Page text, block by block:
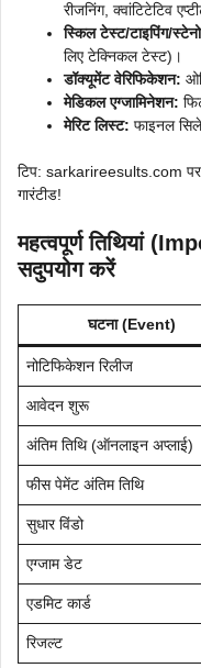
रीजनिंग, क्वांटिटेटिव
स्किल टेस्ट/टाइपिंग/
लिए टेक्निकल टेस्ट)।
डॉक्यूमेंट वेरिफिकेशन:
मेडिकल एग्जामिनेशन:
मेरिट लिस्ट: फाइनल
टिप: sarkarireesults.com
गारंटीड!
महत्वपूर्ण तिथियां
सदुपयोग करें
घटना (Event)
नोटिफिकेशन रिलीज
आवेदन शुरू
अंतिम तिथि (ऑनलाइन अप्लाई)
फीस पेमेंट अंतिम तिथि
सुधार विंडो
एग्जाम डेट
एडमिट कार्ड
रिजल्ट